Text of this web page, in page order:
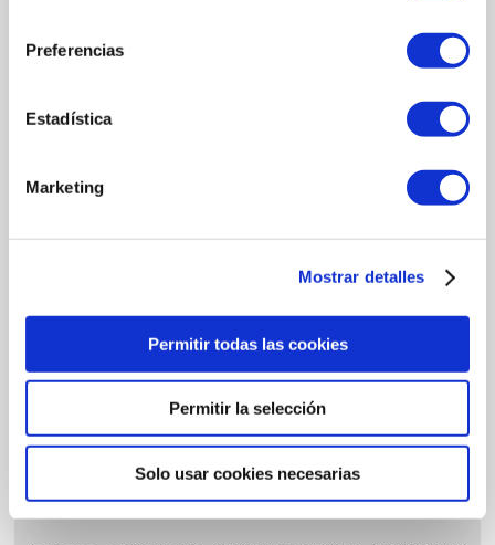
Preferencias
Estadística
Marketing
Mostrar detalles
Permitir todas las cookies
Permitir la selección
Solo usar cookies necesarias
REALIZAR UN NUEVO COMENTARIO